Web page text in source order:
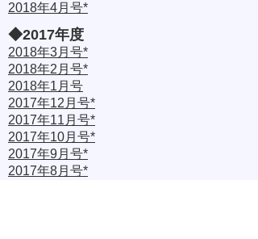
2018年4月号*
​◆2017年度
2018年3月号*
2018年2月号*
2018年1月号
2017年12月号*
2017年11月号*
2017年10月号*
2017年9月号*
2017年8月号*